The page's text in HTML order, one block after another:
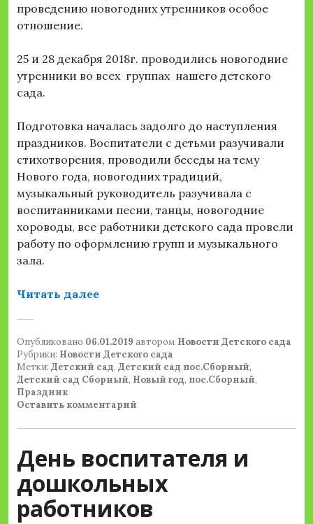
проведению новогодних утренников особое
отношение.
25 и 28 декабря 2018г. проводились новогодние
утренники во всех группах нашего детского
сада.
Подготовка началась задолго до наступления
праздников. Воспитатели с детьми разучивали
стихотворения, проводили беседы на тему
Нового года, новогодних традиций,
музыкальный руководитель разучивала с
воспитанниками песни, танцы, новогодние
хороводы, все работники детского сада провели
работу по оформлению групп и музыкального
зала.
Читать далее«Новогодние праздники в СП
Опубликовано 06.01.2019 автором Новости Детского сада
Рубрики: Новости Детского сада
Метки: Детский сад, Детский сад пос.Сборный,
Детский сад Сборный, Новый год, пос.Сборный,
Праздник
Оставить комментарий
День воспитателя и
дошкольных
работников